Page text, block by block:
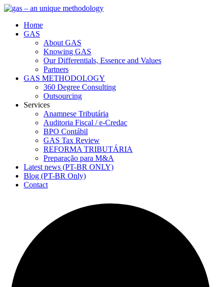
Home
GAS
About GAS
Knowing GAS
Our Differentials, Essence and Values
Partners
GAS METHODOLOGY
360 Degree Consulting
Outsourcing
Services
Anamnese Tributária
Auditoria Fiscal / e-Credac
BPO Contábil
GAS Tax Review
REFORMA TRIBUTÁRIA
Preparação para M&A
Latest news (PT-BR ONLY)
Blog (PT-BR Only)
Contact